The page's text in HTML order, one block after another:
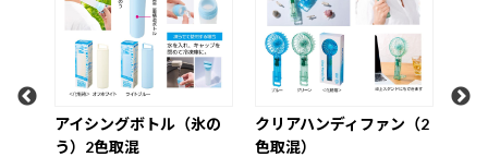
クリアハンディファン（2
色取混）
超大容量真空ステンレス
取っ手付きタンブラー1．